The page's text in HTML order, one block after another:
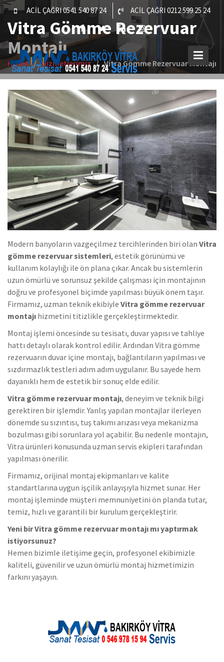
Skip
content
ACİL ÇAĞRI 0541 540 87 24 ACİL ÇAĞRI 0212 599 25 24
Vitra Gömme Rezervuar
Montajı
Home Hizmetlerimiz Vitra Gömme Rezervuar Montajı
Modern banyoların vazgeçilmez tercihlerinden biri olan Vitra
gömme rezervuar sistemleri, estetik görünümü ve
kullanım kolaylığı ile ön plana çıkar. Ancak bu sistemlerin
uzun ömürlü ve sorunsuz şekilde çalışması için montajının
doğru ve profesyonel biçimde yapılması büyük önem taşır.
Firmamız, uzman teknik ekibiyle Vitra gömme rezervuar
montajı hizmetini titizlikle gerçekleştirmektedir.
Montaj işlemi öncesinde su tesisatı, duvar yapısı ve tahliye
hattı detaylı olarak kontrol edilir. Ardından Vitra gömme
rezervuarın duvar içine montajı, bağlantıların yapılması ve
sızdırmazlık testleri adım adım uygulanır. Bu sayede hem
dayanıklı hem de estetik bir sonuç elde edilir.
Vitra gömme rezervuar montajı, deneyim ve teknik bilgi
gerektiren bir işlemdir. Yanlış yapılan montajlar ilerleyen
dönemde su sızıntısı, tuş takımı arızası veya mekanizma
bozulması gibi sorunlara yol açabilir. Bu nedenle montajın,
Vitra ürünleri konusunda uzman servis ekipleri tarafından
yapılması önerilir.
Firmamız, orijinal montaj ekipmanları ve kalite
standartlarına uygun işçilik anlayışıyla hizmet sunar. Her
montaj işleminde müşteri memnuniyetini ön planda tutar,
temiz, hızlı ve garantili bir kurulum gerçekleştirir.
Yeni bir Vitra gömme rezervuar montajı mı yaptırmak
istiyorsunuz?
Hemen bizimle iletişime geçin, profesyonel ekibimizle
kaliteli, güvenilir ve uzun ömürlü montaj hizmetimizin
farkını yaşayın.